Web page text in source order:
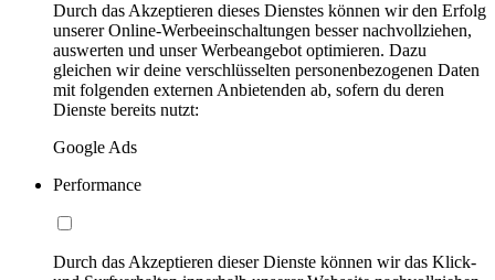
Durch das Akzeptieren dieses Dienstes können wir den Erfolg
unserer Online-Werbeeinschaltungen besser nachvollziehen,
auswerten und unser Werbeangebot optimieren. Dazu
gleichen wir deine verschlüsselten personenbezogenen Daten
mit folgenden externen Anbietenden ab, sofern du deren
Dienste bereits nutzt:
Google Ads
Performance
Durch das Akzeptieren dieser Dienste können wir das Klick-